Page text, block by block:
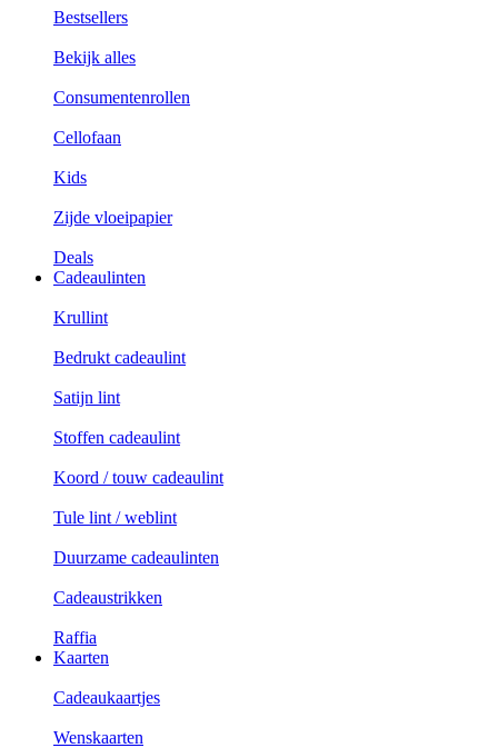
Bestsellers
Bekijk alles
Consumentenrollen
Cellofaan
Kids
Zijde vloeipapier
Deals
Cadeaulinten
Krullint
Bedrukt cadeaulint
Satijn lint
Stoffen cadeaulint
Koord / touw cadeaulint
Tule lint / weblint
Duurzame cadeaulinten
Cadeaustrikken
Raffia
Kaarten
Cadeaukaartjes
Wenskaarten